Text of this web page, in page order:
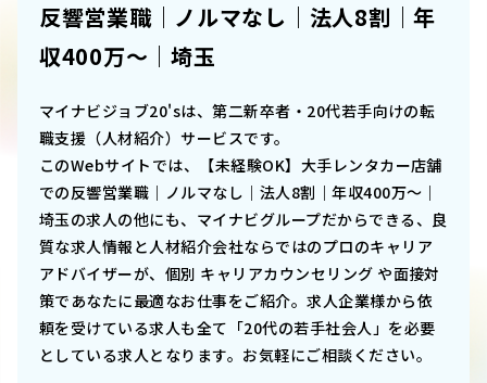
反響営業職｜ノルマなし｜法人8割｜年
収400万～｜埼玉
マイナビジョブ20'sは、第二新卒者・20代若手向けの転
職支援（人材紹介）サービスです。
このWebサイトでは、
【未経験OK】大手レンタカー店舗
での反響営業職｜ノルマなし｜法人8割｜年収400万～｜
埼玉の求人の他にも、マイナビグループだからできる、良
質な求人情報と人材紹介会社ならではのプロのキャリア
アドバイザーが、個別 キャリアカウンセリング や面接対
策であなたに最適なお仕事をご紹介。求人企業様から依
頼を受けている求人も全て「20代の若手社会人」を必要
としている求人となります。お気軽にご相談ください。